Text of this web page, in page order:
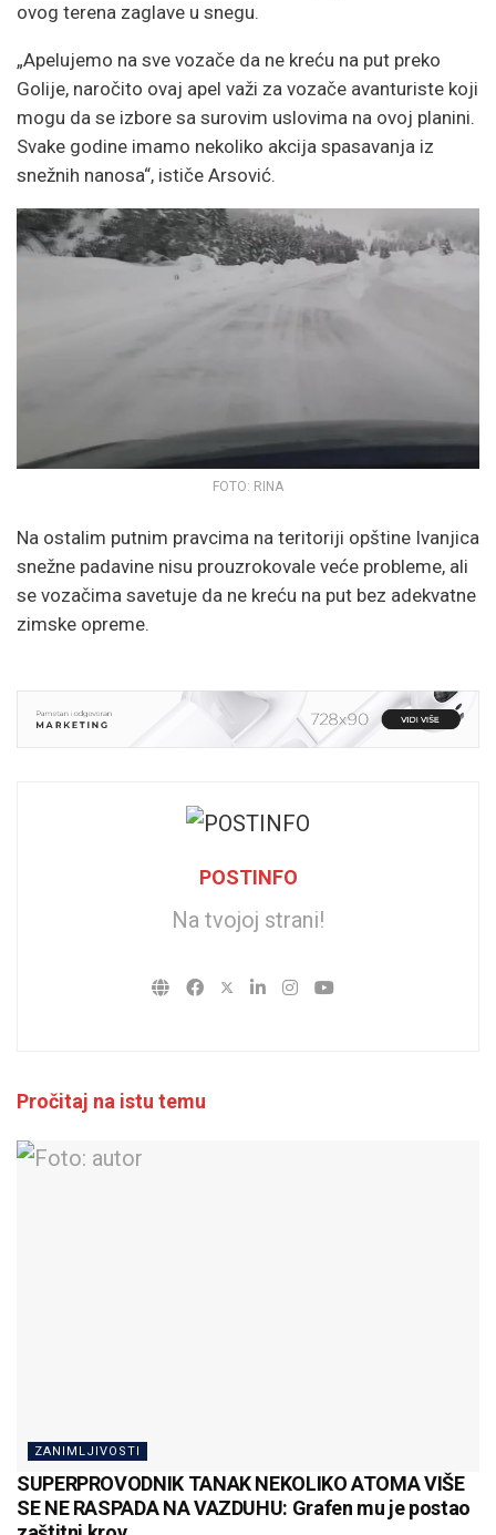
ovog terena zaglave u snegu.
„Apelujemo na sve vozače da ne kreću na put preko
Golije, naročito ovaj apel važi za vozače avanturiste koji
mogu da se izbore sa surovim uslovima na ovoj planini.
Svake godine imamo nekoliko akcija spasavanja iz
snežnih nanosa“, ističe Arsović.
FOTO: RINA
Na ostalim putnim pravcima na teritoriji opštine Ivanjica
snežne padavine nisu prouzrokovale veće probleme, ali
se vozačima savetuje da ne kreću na put bez adekvatne
zimske opreme.
POSTINFO
Na tvojoj strani!
Pročitaj na istu temu
ZANIMLJIVOSTI
SUPERPROVODNIK TANAK NEKOLIKO ATOMA VIŠE
SE NE RASPADA NA VAZDUHU: Grafen mu je postao